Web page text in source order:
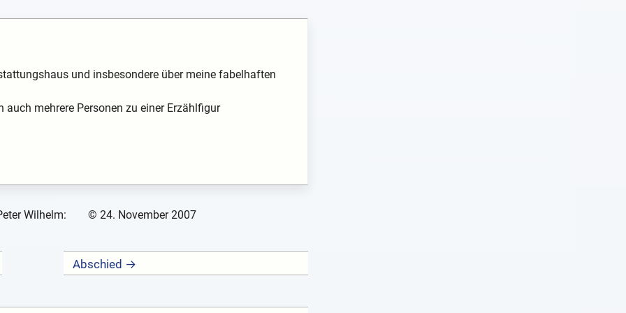
und insbesondere über meine fabelhaften
mehrere Personen zu einer Erzählfigur
Wilhelm: © 24. November 2007
Abschied →